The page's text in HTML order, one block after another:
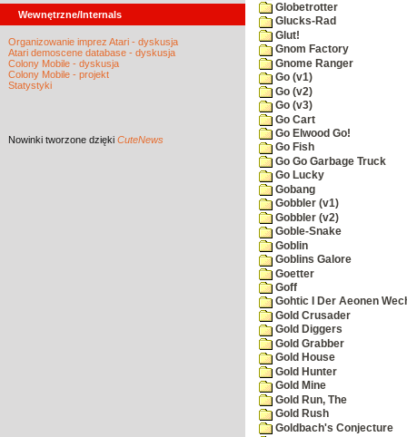
Wewnętrzne/Internals
Organizowanie imprez Atari - dyskusja
Atari demoscene database - dyskusja
Colony Mobile - dyskusja
Colony Mobile - projekt
Statystyki
Nowinki tworzone dzięki CuteNews
Globetrotter
Glucks-Rad
Glut!
Gnom Factory
Gnome Ranger
Go (v1)
Go (v2)
Go (v3)
Go Cart
Go Elwood Go!
Go Fish
Go Go Garbage Truck
Go Lucky
Gobang
Gobbler (v1)
Gobbler (v2)
Goble-Snake
Goblin
Goblins Galore
Goetter
Goff
Gohtic I Der Aeonen
Gold Crusader
Gold Diggers
Gold Grabber
Gold House
Gold Hunter
Gold Mine
Gold Run, The
Gold Rush
Goldbach's Conjecture